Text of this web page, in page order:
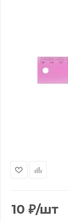
10 ₽/шт